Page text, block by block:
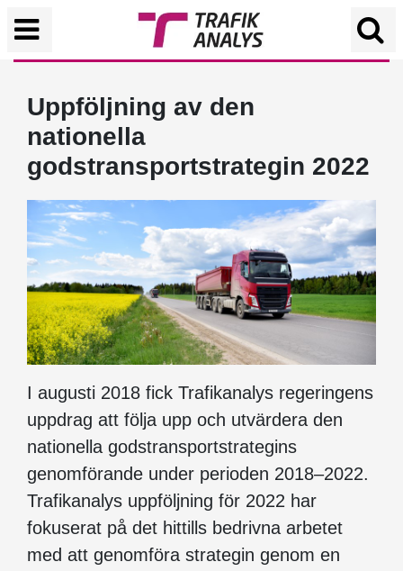
Uppföljning av den
nationella
godstransportstrategin 2022
I augusti 2018 fick Trafikanalys regeringens
uppdrag att följa upp och utvärdera den
nationella godstransportstrategins
genomförande under perioden 2018–2022.
Trafikanalys uppföljning för 2022 har
fokuserat på det hittills bedrivna arbetet
med att genomföra strategin genom en